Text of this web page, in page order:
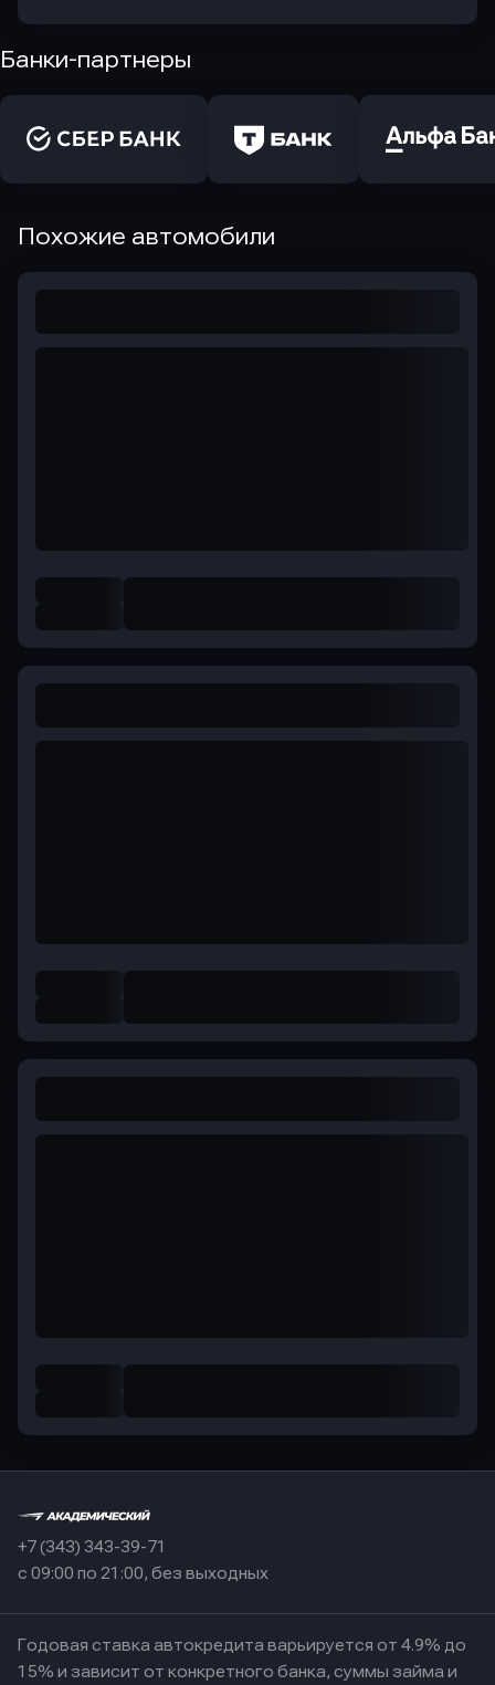
Банки-партнеры
Похожие автомобили
+7 (343) 343-39-71
с 09:00 по 21:00, без выходных
Годовая ставка автокредита варьируется от 4.9% до
15% и зависит от конкретного банка, суммы займа и